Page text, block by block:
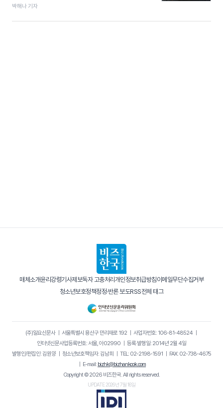
박해나 기자
매체소개윤리강령기사제보독자 고충처리 개인정보취급방침이메일무단수집거부
청소년보호정책정정·반론 보도RSS전체 태그
(주)일요신문사｜ 서울특별시 용산구 만리재로 192｜ 사업자번호: 106-81-48524｜
인터넷신문사업등록번호: 서울, 아02990 ｜ 등록·발행일: 2014년 2월 4일
발행인/편집인: 김원양｜ 청소년보호책임자: 김남희 ｜ TEL: 02-2198-1591 ｜ FAX: 02-738-4675
｜ E-mail: bizhk@bizhankook.com
Copyright © 2026 비즈한국. All rights reserved.
UPDATE 2026년 7월 16일